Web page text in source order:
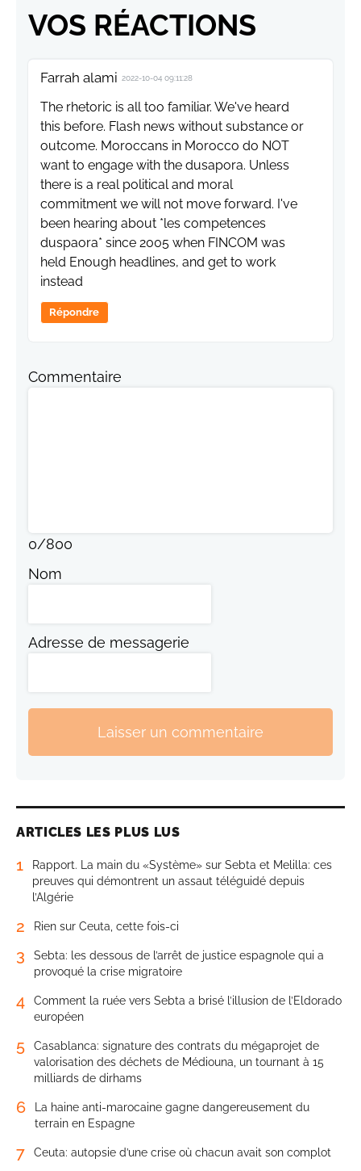
VOS RÉACTIONS
Farrah alami 2022-10-04 09:11:28
The rhetoric is all too familiar. We've heard
this before. Flash news without substance or
outcome. Moroccans in Morocco do NOT
want to engage with the dusapora. Unless
there is a real political and moral
commitment we will not move forward. I've
been hearing about *les competences
duspaora* since 2005 when FINCOM was
held Enough headlines, and get to work
instead
Répondre
Commentaire
0/800
Nom
Adresse de messagerie
Laisser un commentaire
ARTICLES LES PLUS LUS
1
Rapport. La main du «Système» sur Sebta et Melilla: ces
preuves qui démontrent un assaut téléguidé depuis
l’Algérie
2 Rien sur Ceuta, cette fois-ci
3
Sebta: les dessous de l’arrêt de justice espagnole qui a
provoqué la crise migratoire
4
Comment la ruée vers Sebta a brisé l’illusion de l’Eldorado
européen
5
Casablanca: signature des contrats du mégaprojet de
valorisation des déchets de Médiouna, un tournant à 15
milliards de dirhams
6
La haine anti-marocaine gagne dangereusement du
terrain en Espagne
7 Ceuta: autopsie d’une crise où chacun avait son complot